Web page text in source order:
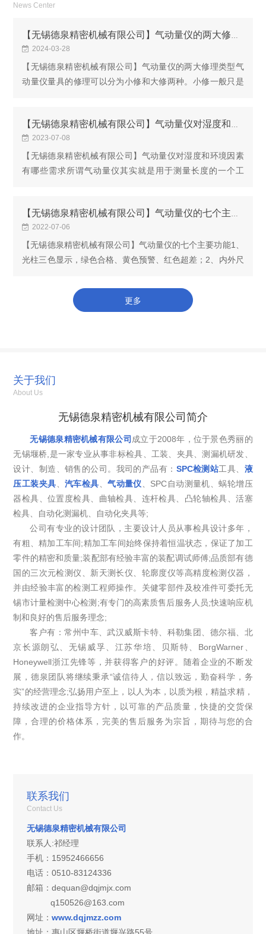
News Center
【无锡德泉精密机械有限公司】气动量仪的两大修理类型
2024-03-28
【无锡德泉精密机械有限公司】气动量仪的两大修理类型气
动量仪量具的修理可以分为小修和大修两种。小修一般只是
【无锡德泉精密机械有限公司】气动量仪对湿度和环境因素有哪些需求
2023-07-08
【无锡德泉精密机械有限公司】气动量仪对湿度和环境因素
有哪些需求所谓气动量仪其实就是用于测量长度的一个工
【无锡德泉精密机械有限公司】气动量仪的七个主要功能
2022-07-06
【无锡德泉精密机械有限公司】气动量仪的七个主要功能1、
光柱三色显示，绿色合格、黄色预警、红色超差；2、内外尺
1um、2um、5um4、测量显示分辨率精度小于0.1u...
更多
关于我们
About Us
无锡德泉精密机械有限公司简介
无锡德泉精密机械有限公司成立于2008年，位于景色秀丽的
无锡堰桥,是一家专业从事非标检具、工装、夹具、测漏机研发、
设计、制造、销售的公司。我司的产品有： SPC检测站工具、 液
压工装夹具
汽车检具 、气动量仪 、SPC自动测量机、蜗轮增压
器检具、位置度检具、曲轴检具、连杆检具、凸轮轴检具、活塞
检具、自动化测漏机、自动化夹具等;
公司有专业的设计团队，主要设计人员从事检具设计多年，
有粗、精加工车间;精加工车间始终保持着恒温状态，保证了加工
零件的精密和质量;装配部有经验丰富的装配调试师傅;品质部有德
国的三次元检测仪、新天测长仪、轮廓度仪等高精度检测仪器，
并由经验丰富的检测工程师操作。关健零部件及校准件可委托无
锡市计量检测中心检测;有专门的高素质售后服务人员;快速响应机
制和良好的售后服务理念;
客户有：常州中车、武汉威斯卡特、科勒集团、德尔福、北
京长源朗弘、无锡威孚、江苏华培、贝斯特、BorgWarner、
Honeywell浙江先锋等，并获得客户的好评。随着企业的不断发
展，德泉团队将继续秉承“诚信待人，信以致远，勤奋科学，务
实”的经营理念;弘扬用户至上，以人为本，以质为根，精益求精，
持续改进的企业指导方针，以可靠的产品质量，快捷的交货保
障，合理的价格体系，完美的售后服务为宗旨，期待与您的合
作。
联系我们
Contact Us
无锡德泉精密机械有限公司
联系人:祁经理
手机：15952466656
电话：0510-83124336
邮箱：dequan@dqjmjx.com
q150526@163.com
网址： www.dqjmzz.com